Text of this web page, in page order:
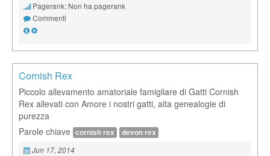
Pagerank: Non ha pagerank
Commenti
Cornish Rex
Piccolo allevamento amatoriale famigliare di Gatti Cornish
Rex allevati con Amore i nostri gatti, alta genealogie di
purezza
Parole chiave cornish rex devon rex
Jun 17, 2014